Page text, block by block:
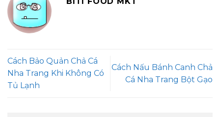
Cách Bảo Quản Chả Cá
Nha Trang Khi Không Có
Tủ Lạnh
Cách Nấu Bánh Canh Chả
Cá Nha Trang Bột Gạo